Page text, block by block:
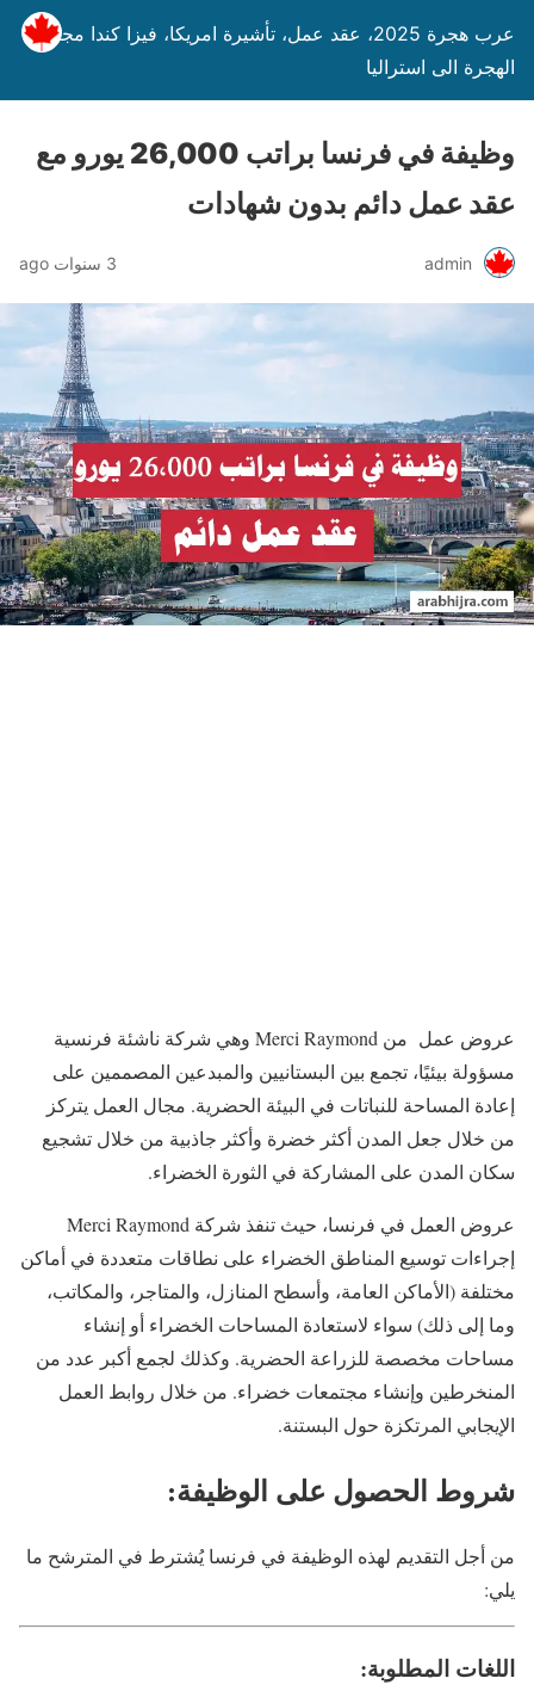
عرب هجرة 2025، عقد عمل، تأشيرة امريكا، فيزا كندا مجانا،
الهجرة الى استراليا
وظيفة في فرنسا براتب 26,000 يورو مع
عقد عمل دائم بدون شهادات
admin 3 سنوات ago
عروض عمل من Merci Raymond وهي شركة ناشئة فرنسية
مسؤولة بيئيًا، تجمع بين البستانيين والمبدعين المصممين على
إعادة المساحة للنباتات في البيئة الحضرية. مجال العمل يتركز
من خلال جعل المدن أكثر خضرة وأكثر جاذبية من خلال تشجيع
سكان المدن على المشاركة في الثورة الخضراء.
عروض العمل في فرنسا، حيث تنفذ شركة Merci Raymond
إجراءات توسيع المناطق الخضراء على نطاقات متعددة في أماكن
مختلفة (الأماكن العامة، وأسطح المنازل، والمتاجر، والمكاتب،
وما إلى ذلك) سواء لاستعادة المساحات الخضراء أو إنشاء
مساحات مخصصة للزراعة الحضرية. وكذلك لجمع أكبر عدد من
المنخرطين وإنشاء مجتمعات خضراء. من خلال روابط العمل
الإيجابي المرتكزة حول البستنة.
شروط الحصول على الوظيفة:
من أجل التقديم لهذه الوظيفة في فرنسا يُشترط في المترشح ما
يلي:
اللغات المطلوبة: